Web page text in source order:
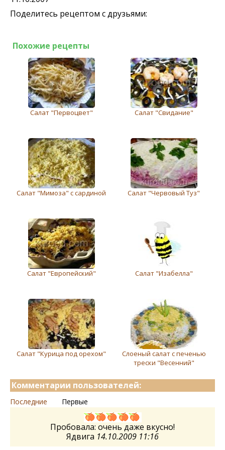
Поделитесь рецептом с друзьями:
Похожие рецепты
Салат "Первоцвет" Салат "Свидание"
Салат "Мимоза" с сардиной Салат "Червовый Туз"
Салат "Европейский" Салат "Изабелла"
Салат "Курица под орехом"
Слоеный салат с печенью
трески "Весенний"
Комментарии пользователей:
Последние Первые
Пробовала: очень даже вкусно!
Ядвига 14.10.2009 11:16